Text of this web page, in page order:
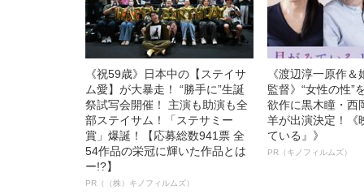
《祝59歳》日本中の【ステイサ
ム愛】が大暴走！ “勝手に”生誕
祭試写会開催！ 主演も助演も全
部ステイサム！「ステサミー
賞」爆誕！【応募総数941票 全
54作品の栄冠に輝いた作品とは
ー!?】
PR（（株）キノフィルムズ）
《渡辺淳一原作
監督》“女性の性”
欲作に黒木瞳・西
羊が出演決定！《
ている』》
PR（キノフィルムズ）